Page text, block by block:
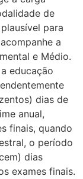
de
para
a
e Médio.
educação
dias de
anual,
finais, quando
o período
dias
exames finais.